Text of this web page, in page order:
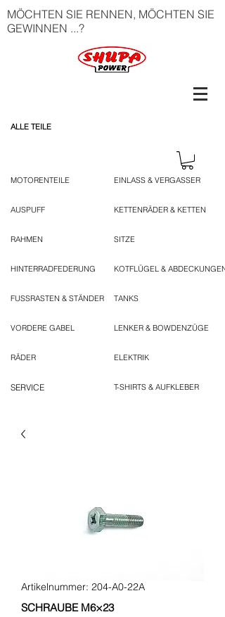
MÖCHTEN SIE RENNEN, MÖCHTEN SIE
GEWINNEN ...?
ALLE TEILE
MOTORENTEILE
AUSPUFF
RAHMEN
HINTERRADFEDERUNG
FUSSRASTEN & STÄNDER
VORDERE GABEL
RÄDER
SERVICE
EINLASS & VERGASSER
KETTENRÄDER & KETTEN
SITZE
KOTFLÜGEL & ABDECKUNGEN
TANKS
LENKER & BOWDENZÜGE
ELEKTRIK
T-SHIRTS & AUFKLEBER
Artikelnummer: 204-A0-22A
SCHRAUBE M6×23